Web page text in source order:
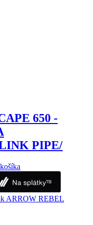
650 -
PIPE/